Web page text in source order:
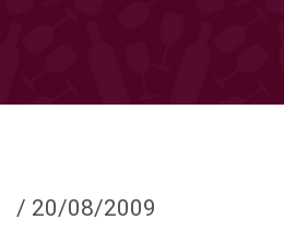
/ 20/08/2009